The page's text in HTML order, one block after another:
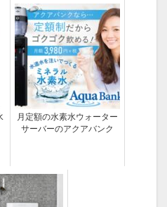
月定額の水素水ウォーター
サーバーのアクアバンク